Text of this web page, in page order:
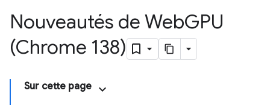
Nouveautés de WebGPU
(Chrome 138)
Sur cette page